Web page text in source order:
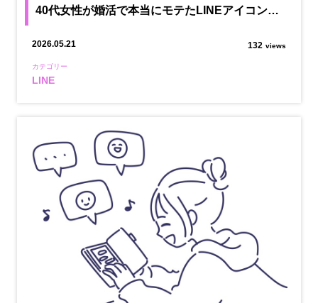
40代女性が婚活で本当にモテたLINEアイコン…
2026.05.21 132 views
カテゴリー
LINE